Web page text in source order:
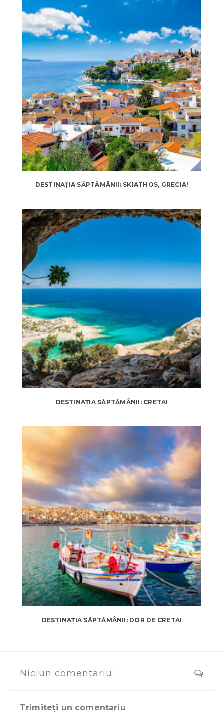
DESTINAȚIA SĂPTĂMÂNII: SKIATHOS, GRECIA!
DESTINAȚIA SĂPTĂMÂNII: CRETA!
DESTINAȚIA SĂPTĂMÂNII: DOR DE CRETA!
Niciun comentariu:
Trimiteți un comentariu